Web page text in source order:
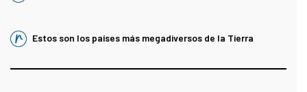
Estos son los países más megadiversos de la Tierra